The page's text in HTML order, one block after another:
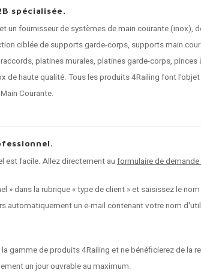
spécialisée.
un fournisseur de systèmes de main courante (inox),
ciblée de supports garde-corps, supports main
platines murales, platines garde-corps,
de haute qualité. Tous les produits 4Railing font
Courante.
est facile. Allez directement au formulaire de
» dans la rubrique « type de client » et saisissez le
automatiquement un e-mail contenant votre nom
gamme de produits 4Railing et ne bénéficierez de la
un jour ouvrable au maximum.